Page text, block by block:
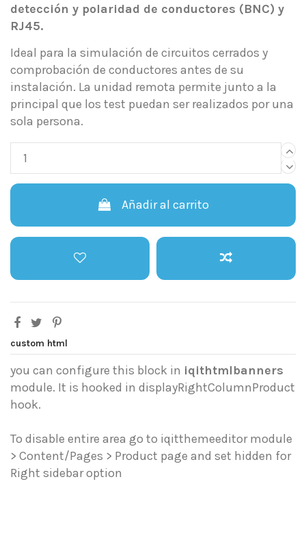
detección y polaridad de conductores (BNC) y
RJ45.
Ideal para la simulación de circuitos cerrados y
comprobación de conductores antes de su
instalación. La unidad remota permite junto a la
principal que los test puedan ser realizados por una
sola persona.
Añadir al carrito
custom html
you can configure this block in iqithtmlbanners
module. It is hooked in displayRightColumnProduct
hook.
To disable entire area go to iqitthemeeditor module
> Content/Pages > Product page and set hidden for
Right sidebar option